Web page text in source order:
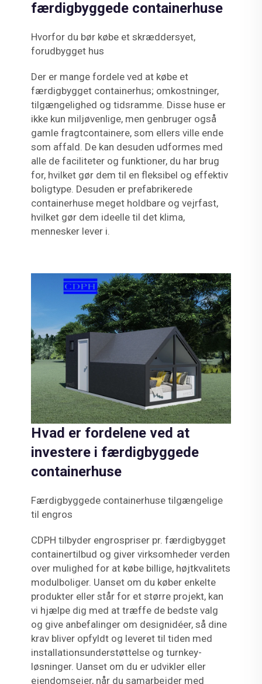
færdigbyggede containerhuse
Hvorfor du bør købe et skræddersyet,
forudbygget hus
Der er mange fordele ved at købe et
færdigbygget containerhus; omkostninger,
tilgængelighed og tidsramme. Disse huse er
ikke kun miljøvenlige, men genbruger også
gamle fragtcontainere, som ellers ville ende
som affald. De kan desuden udformes med
alle de faciliteter og funktioner, du har brug
for, hvilket gør dem til en fleksibel og effektiv
boligtype. Desuden er prefabrikerede
containerhuse meget holdbare og vejrfast,
hvilket gør dem ideelle til det klima,
mennesker lever i.
Hvad er fordelene ved at
investere i færdigbyggede
containerhuse
Færdigbyggede containerhuse tilgængelige
til engros
CDPH tilbyder engrospriser pr. færdigbygget
containertilbud og giver virksomheder verden
over mulighed for at købe billige, højtkvalitets
modulboliger. Uanset om du køber enkelte
produkter eller står for et større projekt, kan
vi hjælpe dig med at træffe de bedste valg
og give anbefalinger om designidéer, så dine
krav bliver opfyldt og leveret til tiden med
installationsunderstøttelse og turnkey-
løsninger. Uanset om du er udvikler eller
ejendomsejer, når du samarbejder med